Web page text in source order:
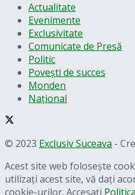
Actualitate
Evenimente
Exclusivitate
Comunicate de Presă
Politic
Povești de succes
Monden
Național
© 2023 Exclusiv Suceava -
Acest site web folosește
utilizați acest site, vă dați
cookie-urilor. Accesați